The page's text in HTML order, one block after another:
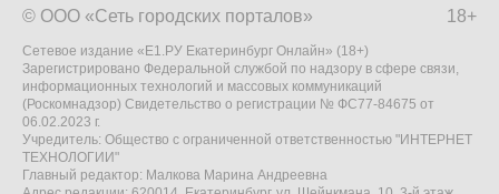
18+
© ООО «Сеть городских порталов»
Сетевое издание «Е1.РУ Екатеринбург Онлайн» (18+)
Зарегистрировано Федеральной службой по надзору в сфере связи,
информационных технологий и массовых коммуникаций
(Роскомнадзор) Свидетельство о регистрации № ФС77-84675 от
06.02.2023 г.
Учредитель: Общество с ограниченной ответственностью "ИНТЕРНЕТ
ТЕХНОЛОГИИ"
Главный редактор: Малкова Марина Андреевна